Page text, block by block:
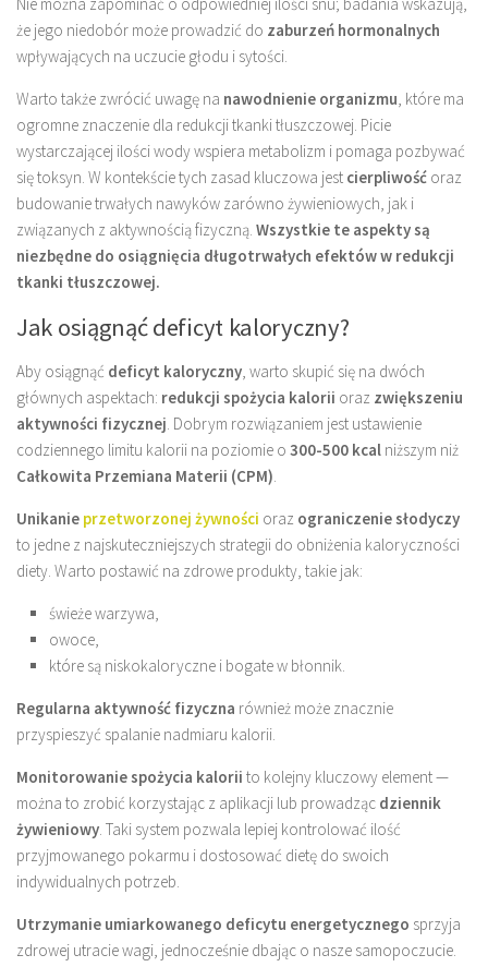
że jego niedobór może prowadzić do zaburzeń hormonalnych
wpływających na uczucie głodu i sytości.
Warto także zwrócić uwagę na nawodnienie organizmu, które ma
ogromne znaczenie dla redukcji tkanki tłuszczowej. Picie
wystarczającej ilości wody wspiera metabolizm i pomaga pozbywać
się toksyn. W kontekście tych zasad kluczowa jest cierpliwość oraz
budowanie trwałych nawyków zarówno żywieniowych, jak i
związanych z aktywnością fizyczną. Wszystkie te aspekty są
niezbędne do osiągnięcia długotrwałych efektów w redukcji
tkanki tłuszczowej.
Jak osiągnąć deficyt kaloryczny?
Aby osiągnąć deficyt kaloryczny, warto skupić się na dwóch
głównych aspektach: redukcji spożycia kalorii oraz zwiększeniu
aktywności fizycznej. Dobrym rozwiązaniem jest ustawienie
codziennego limitu kalorii na poziomie o 300-500 kcal niższym niż
Całkowita Przemiana Materii (CPM).
Unikanie przetworzonej żywności oraz ograniczenie słodyczy
to jedne z najskuteczniejszych strategii do obniżenia kaloryczności
diety. Warto postawić na zdrowe produkty, takie jak:
świeże warzywa,
owoce,
które są niskokaloryczne i bogate w błonnik.
Regularna aktywność fizyczna również może znacznie
przyspieszyć spalanie nadmiaru kalorii.
Monitorowanie spożycia kalorii to kolejny kluczowy element —
można to zrobić korzystając z aplikacji lub prowadząc dziennik
żywieniowy. Taki system pozwala lepiej kontrolować ilość
przyjmowanego pokarmu i dostosować dietę do swoich
indywidualnych potrzeb.
Utrzymanie umiarkowanego deficytu energetycznego sprzyja
zdrowej utracie wagi, jednocześnie dbając o nasze samopoczucie.